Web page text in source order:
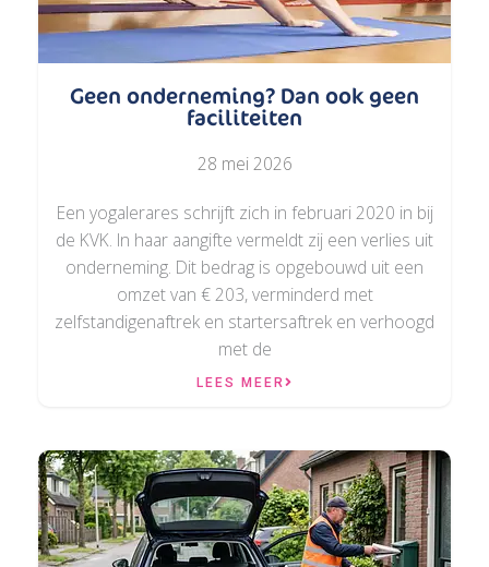
Geen onderneming? Dan ook geen
faciliteiten
28 mei 2026
Een yogalerares schrijft zich in februari 2020 in bij
de KVK. In haar aangifte vermeldt zij een verlies uit
onderneming. Dit bedrag is opgebouwd uit een
omzet van € 203, verminderd met
zelfstandigenaftrek en startersaftrek en verhoogd
met de
LEES MEER